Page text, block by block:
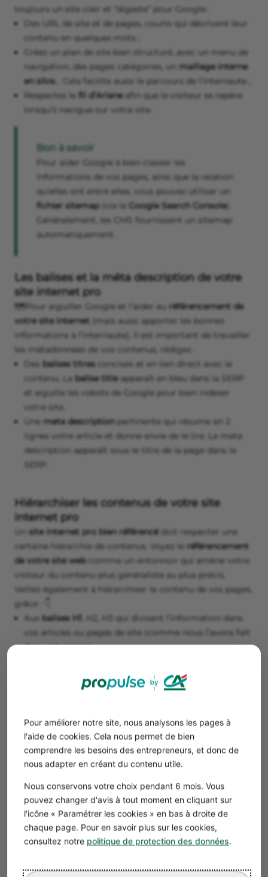
Pour améliorer notre site, nous analysons les pages à
l'aide de cookies. Cela nous permet de bien
comprendre les besoins des entrepreneurs, et donc de
nous adapter en créant du contenu utile.
Nous conservons votre choix pendant 6 mois. Vous
pouvez changer d'avis à tout moment en cliquant sur
l'icône « Paramétrer les cookies » en bas à droite de
chaque page. Pour en savoir plus sur les cookies,
consultez notre politique de protection des données.
toujours un site clair et “digeste” pour Google :
Des URL de site et de pages, courts qui décrivent leur
contenu en quelques mots ;
Créez un plan de site bien structuré, avec un menu de
navigation, des pages catégories, un maillage interne
en silos… Cela facilite aussi le parcours de l’internaute ;
Respectez le fil d’Arianeafin que le visiteur se repère
lorsqu'il navigue sur votre site.
Bon à savoir
Pour aider Google à bien classer les
informations de vos pages, ainsi que la relation
qu’elles ont entre elles, vous pouvez utiliser un
fichier sitemap (via la Google Search Console).
Généralement, les CMS fournissent un sitemap
automatiquement.
Les balises et la méta description de votre
site internet pro
🗺️Pour aiguiller Google et l’aider au référencement de
votre site internet
(mais aussi apporter les bonnes
informations à l’internaute), il est important de travailler
les métadonnées de vos contenus, rédigez :
Des balises titres concises et en lien direct avec le
contenu. La balise title apparaît en bleu dans la SERP
et aiguille les robots de Google pour bien indexer
votre site.
Une meta description pertinente qui résume en 2
lignes votre article et donne envie de le lire. La meta
description apparaît sous le titre de la page dans la
SERP.
Hiérarchiser les contenus de votre site
internet pro
Un site internet pro bien référencé doit respecter une
certaine hiérarchie de contenus. Voyez le référencement
de votre site webcomme un entonnoir qui amène votre
visiteur du contenu plus généraliste au plus précis.
Veillez également à hiérarchiser le contenu de vos pages,
grâce : 👇
Aux balises H1
, H2, H3 qui divisent l’information dans
vos articles ou pages de site (comme nous l’avons fait
dans cet article) ;
dupliquer votre contenu, Google n’aime pas
ça. Pour un site e-commerce avec des variantes
canoniques.
N’oubliez pas lesbalises strong: certains mots en gras
pour améliorer le référencement de vos contenus.
Bon à savoir
😖Google déteste la confusion, ainsi
commencez toujours vos contenus par une
balise H1, puis H2, etc. Ne passez jamais d’un H1
à un H3 sans H2.